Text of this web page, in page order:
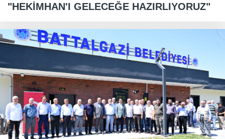
"HEKİMHAN'I GELECEĞE HAZIRLIYORUZ"